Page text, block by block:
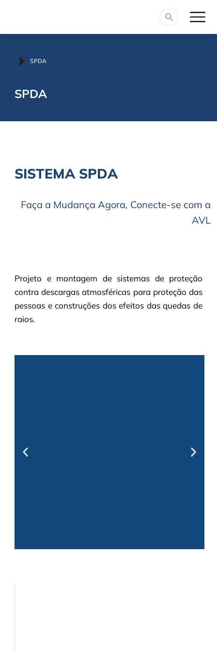
Você está aqui:
SPDA
SPDA
SISTEMA SPDA
Faça a Mudança Agora, Conecte-se com a
AVL
Projeto e montagem de sistemas de proteção
contra descargas atmosféricas para proteção das
pessoas e construções dos efeitos das quedas de
raios.